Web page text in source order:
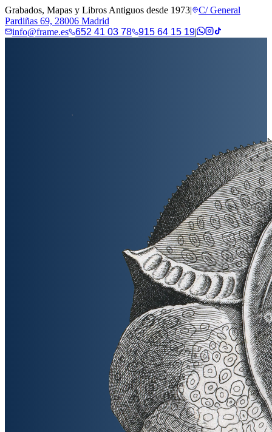
Grabados, Mapas y Libros Antiguos desde 1973|
C/ General
Pardiñas 69, 28006 Madrid
info@frame.es
652 41 03 78 915 64 15 19|